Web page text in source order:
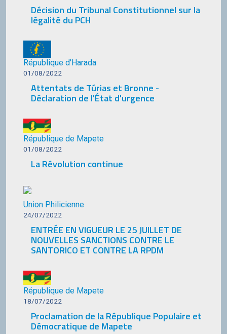
Décision du Tribunal Constitutionnel sur la
légalité du PCH
République d'Harada
01/08/2022
Attentats de Túrias et Bronne -
Déclaration de l'État d'urgence
République de Mapete
01/08/2022
La Révolution continue
Union Philicienne
24/07/2022
ENTRÉE EN VIGUEUR LE 25 JUILLET DE
NOUVELLES SANCTIONS CONTRE LE
SANTORICO ET CONTRE LA RPDM
République de Mapete
18/07/2022
Proclamation de la République Populaire et
Démocratique de Mapete